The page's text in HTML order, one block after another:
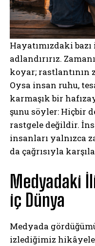
Hayatımızdaki
adlandırırız.
koyar; rastlantının
Oysa insan ruhu,
karmaşık bir
şunu söyler: Hiçbir
rastgele değildir.
insanları yalnızca
da çağrısıyla
Medyadaki
iç Dünya
Medyada
izlediğimiz